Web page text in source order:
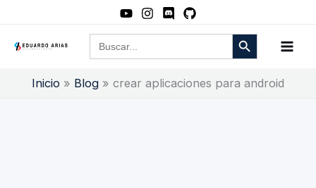
contenido
Buscar: Botón de búsqueda
Inicio Blog crear aplicaciones para android